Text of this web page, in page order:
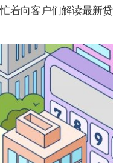
着向客户们解读最新贷